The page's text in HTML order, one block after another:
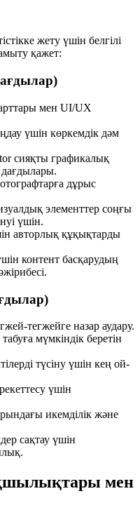
жету үшін белгілі
қажет:
мен UI/UX
үшін көркемдік дәм
сияқты графикалық
дұрыс
элементтер соңғы
үшін.
авторлық құқықтарды
контент басқарудың
тегжейге назар аудару.
мүмкіндік беретін
түсіну үшін кең ой-
үшін
икемділік және
сақтау үшін
мен